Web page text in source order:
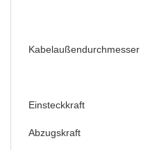
Kabelaußendurchmesser
Einsteckkraft
Abzugskraft